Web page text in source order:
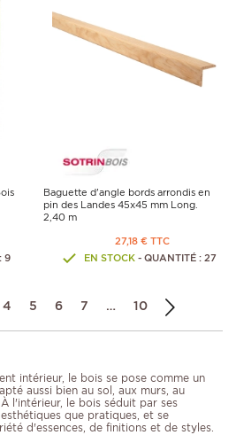
9
Baguette d'angle bords arrondis en
pin des Landes 45x45 mm Long.
2,40 m
27,18 € TTC
EN STOCK- QUANTITÉ : 27
4 5 6 7 … 10
intérieur, le bois se pose comme un
aussi bien au sol, aux murs, au
l'intérieur, le bois séduit par ses
que pratiques, et se
d'essences, de finitions et de styles.